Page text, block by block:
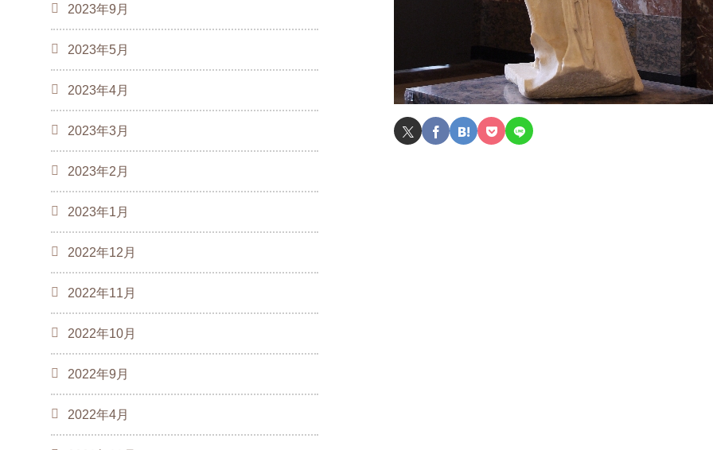
2023年9月
2023年5月
2023年4月
2023年3月
2023年2月
2023年1月
2022年12月
2022年11月
2022年10月
2022年9月
2022年4月